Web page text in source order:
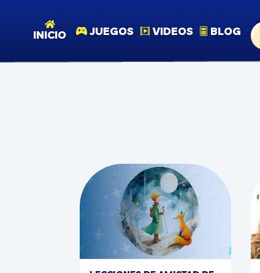
INICIO JUEGOS VIDEOS BLOG